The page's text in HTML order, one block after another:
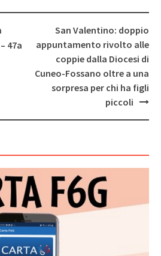
47a
San Valentino: doppio
appuntamento rivolto alle
coppie dalla Diocesi di
Cuneo-Fossano oltre a una
sorpresa per chi ha figli
piccoli